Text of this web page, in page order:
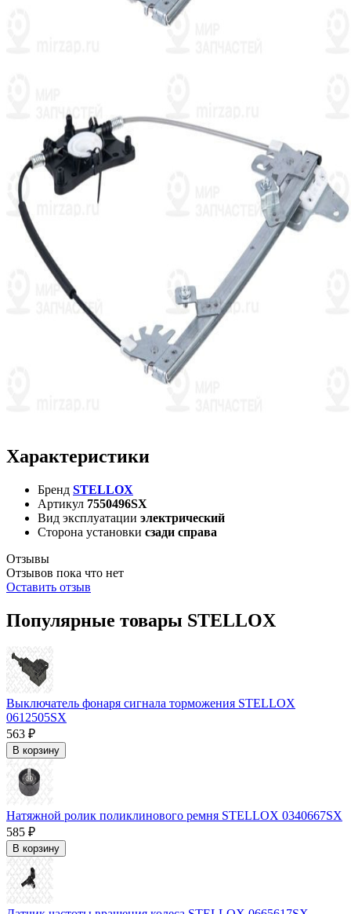
Характеристики
Бренд STELLOX
Артикул 7550496SX
Вид эксплуатации электрический
Сторона установки сзади справа
Отзывы
Отзывов пока что нет
Оставить отзыв
Популярные товары STELLOX
Выключатель фонаря сигнала торможения STELLOX
0612505SX
563 ₽
В корзину
Натяжной ролик поликлинового ремня STELLOX 0340667SX
585 ₽
В корзину